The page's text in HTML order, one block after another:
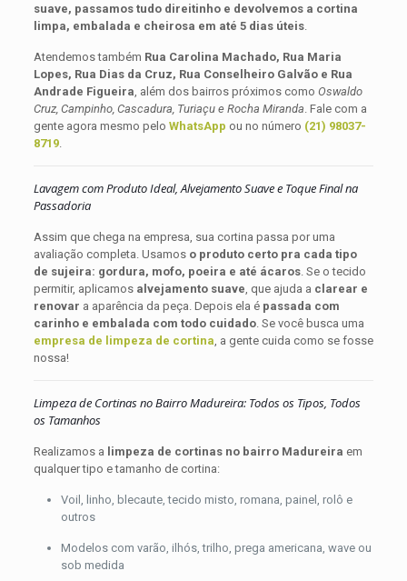
suave, passamos tudo direitinho e devolvemos a cortina
limpa, embalada e cheirosa em até 5 dias úteis.
Atendemos também Rua Carolina Machado, Rua Maria
Lopes, Rua Dias da Cruz, Rua Conselheiro Galvão e Rua
Andrade Figueira , além dos bairros próximos como Oswaldo
Cruz, Campinho, Cascadura, Turiaçu e Rocha Miranda . Fale com a
gente agora mesmo pelo WhatsApp ou no número (21) 98037-
8719.
Lavagem com Produto Ideal, Alvejamento Suave e Toque Final na
Passadoria
Assim que chega na empresa, sua cortina passa por uma
avaliação completa. Usamos o produto certo pra cada tipo
de sujeira: gordura, mofo, poeira e até ácaros. Se o tecido
permitir, aplicamos alvejamento suave , que ajuda a clarear e
renovar a aparência da peça. Depois ela é passada com
carinho e embalada com todo cuidado. Se você busca uma
empresa de limpeza de cortina , a gente cuida como se fosse
nossa!
Limpeza de Cortinas no Bairro Madureira: Todos os Tipos, Todos
os Tamanhos
Realizamos a limpeza de cortinas no bairro Madureira em
qualquer tipo e tamanho de cortina:
Voil, linho, blecaute, tecido misto, romana, painel, rolô e
outros
Modelos com varão, ilhós, trilho, prega americana, wave ou
sob medida